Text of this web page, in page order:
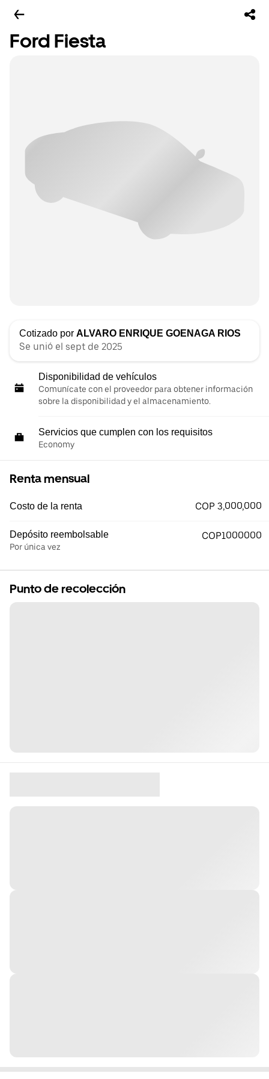
Ford Fiesta
Cotizado por ALVARO ENRIQUE GOENAGA RIOS
Se unió el sept de 2025
Disponibilidad de vehículos
Comunícate con el proveedor para obtener información
sobre la disponibilidad y el almacenamiento.
Servicios que cumplen con los requisitos
Economy
Renta mensual
Costo de la renta COP 3,000,000
Depósito reembolsable
Por única vez
COP1000000
Punto de recolección